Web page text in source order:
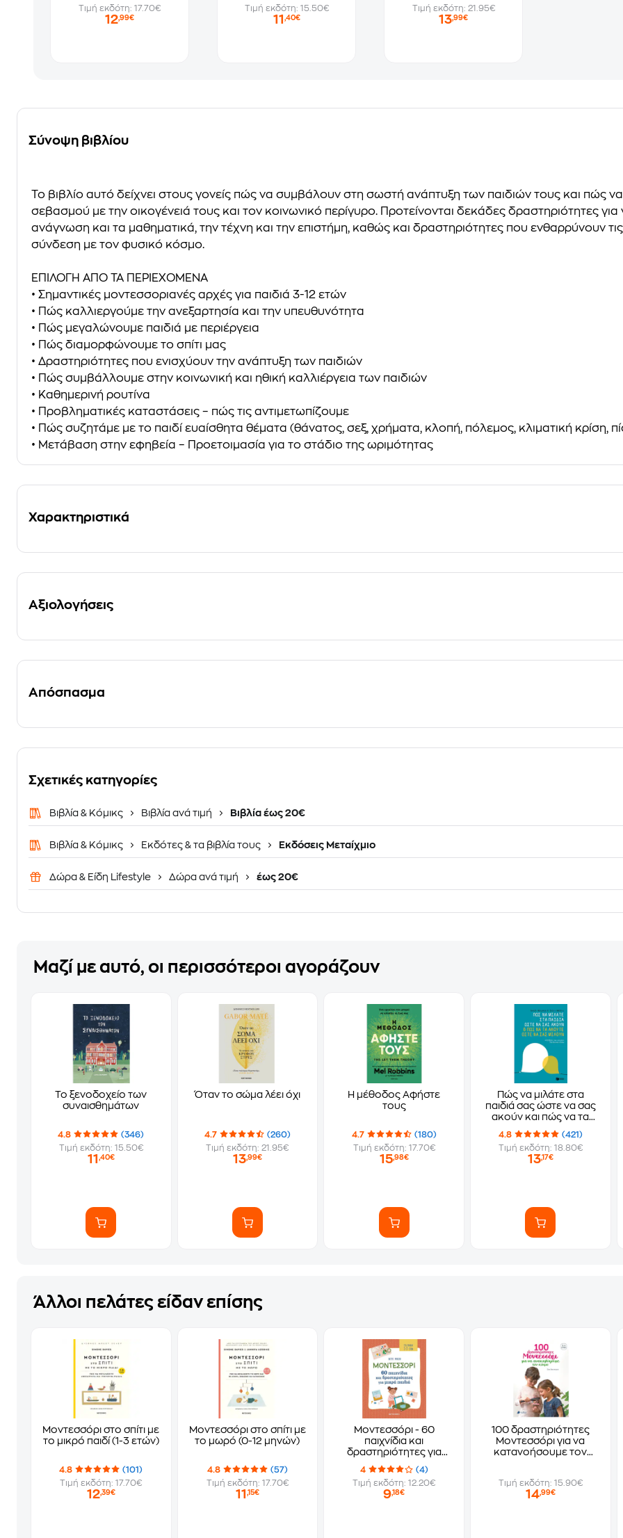
Τιμή εκδότη: 17.70€
12,99€
Τιμή εκδότη: 15.50€
11 ,40€
Τιμή εκδότη: 21.95€
13,99€
Σύνοψη βιβλίου
To βιβλίο αυτό δείχνει στους γονείς πώς να συμβάλουν στη σωστή ανάπτυξη των παιδιών τους και πώς
σεβασμού με την οικογένειά τους και τον κοινωνικό περίγυρο. Προτείνονται δεκάδες δραστηριότητες για
ανάγνωση και τα μαθηματικά, την τέχνη και την επιστήμη, καθώς και δραστηριότητες που ενθαρρύνουν
σύνδεση με τον φυσικό κόσμο.
ΕΠΙΛΟΓΗ ΑΠΟ ΤΑ ΠΕΡΙΕΧΟΜΕΝΑ
• Σημαντικές μοντεσσοριανές αρχές για παιδιά 3-12 ετών
• Πώς καλλιεργούμε την ανεξαρτησία και την υπευθυνότητα
• Πώς μεγαλώνουμε παιδιά με περιέργεια
• Πώς διαμορφώνουμε το σπίτι μας
• Δραστηριότητες που ενισχύουν την ανάπτυξη των παιδιών
• Πώς συμβάλλουμε στην κοινωνική και ηθική καλλιέργεια των παιδιών
• Καθημερινή ρουτίνα
• Προβληματικές καταστάσεις – πώς τις αντιμετωπίζουμε
• Πώς συζητάμε με το παιδί ευαίσθητα θέματα (θάνατος, σεξ, χρήματα, κλοπή, πόλεμος, κλιματική κρίση,
• Μετάβαση στην εφηβεία – Προετοιμασία για το στάδιο της ωριμότητας
Χαρακτηριστικά
Αξιολογήσεις
Απόσπασμα
Σχετικές κατηγορίες
Βιβλία & Κόμικς Βιβλία ανά τιμή Βιβλία έως 20€
Βιβλία & Κόμικς Εκδότες & τα βιβλία τους Εκδόσεις Μεταίχμιο
Δώρα & Είδη Lifestyle Δώρα ανά τιμή έως 20€
Μαζί με αυτό, οι περισσότεροι αγοράζουν
Το ξενοδοχείο των
συναισθημάτων
4.8
(346)
Τιμή εκδότη: 15.50€
11 ,40€
Όταν το σώμα λέει όχι
4.7
(260)
Τιμή εκδότη: 21.95€
13,99€
Η μέθοδος Αφήστε
τους
4.7
(180)
Τιμή εκδότη: 17.70€
15,98€
Πώς να μιλάτε στα
παιδιά σας ώστε να σας
ακούν και πώς να τα
ακούτε ώστε να σας
μιλούν
4.8
(421)
Τιμή εκδότη: 18.80€
13,17€
Άλλοι πελάτες είδαν επίσης
Μοντεσσόρι στο σπίτι με
το μικρό παιδί (1-3 ετών)
4.8
(101)
Τιμή εκδότη: 17.70€
12,39€
Μοντεσσόρι στο σπίτι με
το μωρό (0-12 μηνών)
4.8
(57)
Τιμή εκδότη: 17.70€
11 ,15€
Μοντεσσόρι - 60
παιχνίδια και
δραστηριότητες για
μικρά παιδιά
4
(4)
Τιμή εκδότη: 12.20€
9,18€
100 δραστηριότητες
Μοντεσσόρι για να
κατανοήσουμε τον
Τιμή εκδότη: 15.90€
14,99€